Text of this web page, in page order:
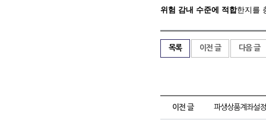
위험 감내 수준에 적합한지를
목록 이전 글 다음 글
이전 글 파생상품계좌설